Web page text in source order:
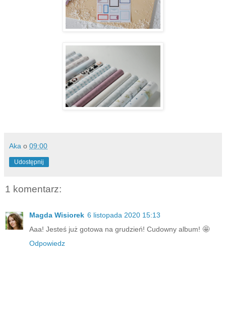
Aka o 09:00
Udostępnij
1 komentarz:
Magda Wisiorek 6 listopada 2020 15:13
Aaa! Jesteś już gotowa na grudzień! Cudowny album! 🤩
Odpowiedz